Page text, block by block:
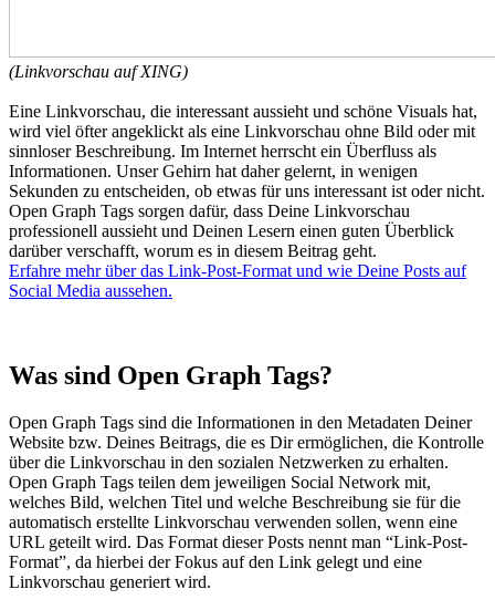
(Linkvorschau auf XING)
Eine Linkvorschau, die interessant aussieht und schöne Visuals hat,
wird viel öfter angeklickt als eine Linkvorschau ohne Bild oder mit
sinnloser Beschreibung. Im Internet herrscht ein Überfluss als
Informationen. Unser Gehirn hat daher gelernt, in wenigen
Sekunden zu entscheiden, ob etwas für uns interessant ist oder nicht.
Open Graph Tags sorgen dafür, dass Deine Linkvorschau
professionell aussieht und Deinen Lesern einen guten Überblick
darüber verschafft, worum es in diesem Beitrag geht.
Erfahre mehr über das Link-Post-Format und wie Deine Posts auf
Social Media aussehen.
Was sind Open Graph Tags?
Open Graph Tags sind die Informationen in den Metadaten Deiner
Website bzw. Deines Beitrags, die es Dir ermöglichen, die Kontrolle
über die Linkvorschau in den sozialen Netzwerken zu erhalten.
Open Graph Tags teilen dem jeweiligen Social Network mit,
welches Bild, welchen Titel und welche Beschreibung sie für die
automatisch erstellte Linkvorschau verwenden sollen, wenn eine
URL geteilt wird. Das Format dieser Posts nennt man “Link-Post-
Format”, da hierbei der Fokus auf den Link gelegt und eine
Linkvorschau generiert wird.